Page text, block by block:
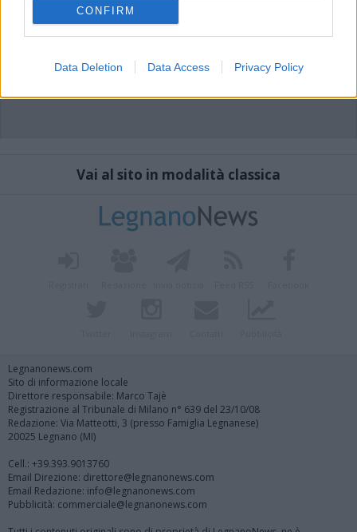
CONFIRM
Data Deletion Data Access Privacy Policy
Vai al sito in modalità classica
Legnanonews.com
Sito di informazione locale
Direttore responsabile: Marco Tajè
Registrazione al Tribunale di Milano n° 639 del 23/10/08
Redazione: Via Matteotti, 3 (presso Famiglia Legnanese)
20025 Legnano (MI)
Cell.: +39.393.9013760
Email Direzione: direttore@legnanonews.com
Email Redazione: info@legnanonews.com
Pubblicità: commerciale@legnanonews.com